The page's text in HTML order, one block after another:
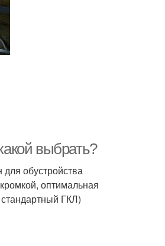
выбрать?
обустройства
оптимальная
ГКЛ)